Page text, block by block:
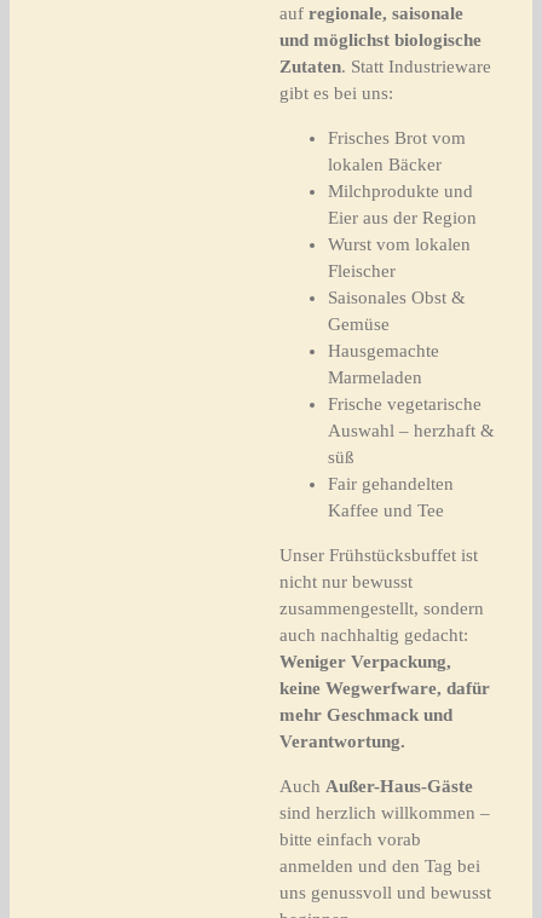
aufregionale, saisonale
und möglichst biologische
Zutaten. Statt Industrieware
gibt es bei uns:
Frisches Brot vom
lokalen Bäcker
Milchprodukte und
Eier aus der Region
Wurst vom lokalen
Fleischer
Saisonales Obst &
Gemüse
Hausgemachte
Marmeladen
Frische vegetarische
Auswahl – herzhaft &
süß
Fair gehandelten
Kaffee und Tee
Unser Frühstücksbuffet ist
nicht nur bewusst
zusammengestellt, sondern
auch nachhaltig gedacht:
Weniger Verpackung,
keine Wegwerfware, dafür
mehr Geschmack und
Verantwortung.
Auch Außer-Haus-Gäste
sind herzlich willkommen –
bitte einfach vorab
anmelden und den Tag bei
uns genussvoll und bewusst